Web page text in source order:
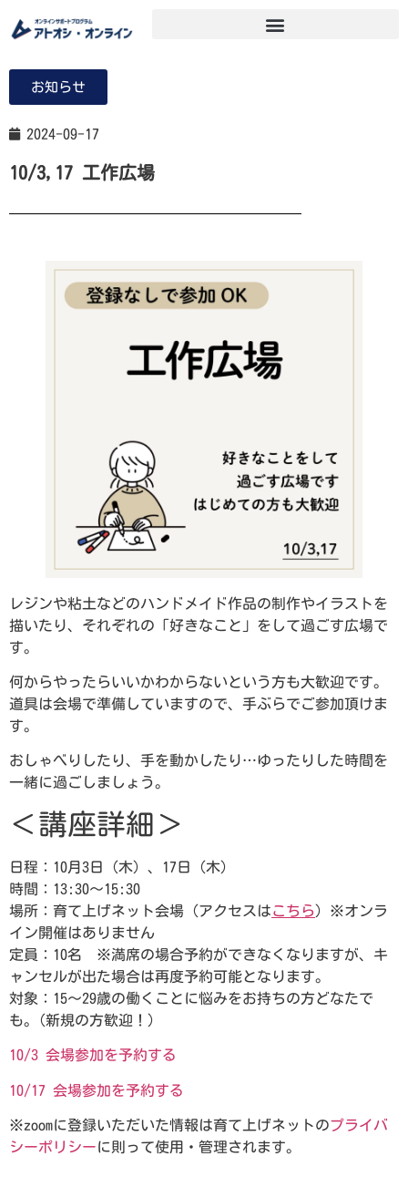
お知らせ
2024-09-17
10/3,17 工作広場
レジンや粘土などのハンドメイド作品の制作やイラストを
描いたり、それぞれの「好きなこと」をして過ごす広場で
す。
何からやったらいいかわからないという方も大歓迎です。
道具は会場で準備していますので、手ぶらでご参加頂けま
す。
おしゃべりしたり、手を動かしたり…ゆったりした時間を
一緒に過ごしましょう。
＜講座詳細＞
日程：10月3日（木）、17日（木）
時間：13:30～15:30
場所：育て上げネット会場（アクセスはこちら）※オンラ
イン開催はありません
定員：10名 ※満席の場合予約ができなくなりますが、キ
ャンセルが出た場合は再度予約可能となります。
対象：15～29歳の働くことに悩みをお持ちの方どなたで
も。(新規の方歓迎！）
10/3 会場参加を予約する
10/17 会場参加を予約する
※zoomに登録いただいた情報は育て上げネットのプライバ
シーポリシーに則って使用・管理されます。